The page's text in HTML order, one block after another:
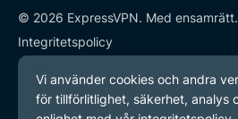
© 2026 ExpressVPN. Med ensamrätt.
Integritetspolicy
Användarvillkor
Inställningar för cookies